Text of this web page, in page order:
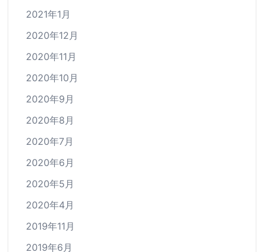
2021年1月
2020年12月
2020年11月
2020年10月
2020年9月
2020年8月
2020年7月
2020年6月
2020年5月
2020年4月
2019年11月
2019年6月